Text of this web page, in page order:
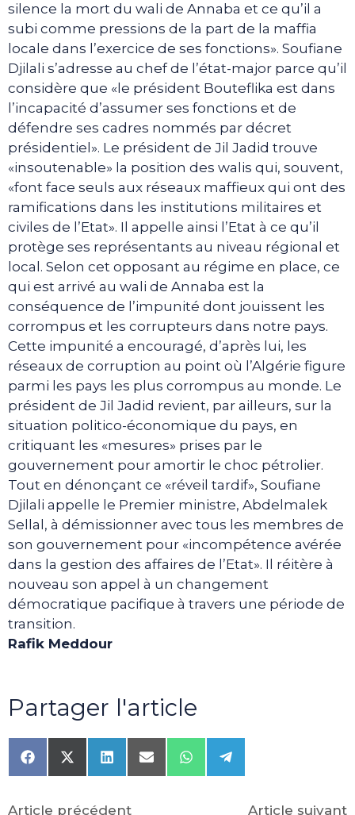
silence la mort du wali de Annaba et ce qu’il a
subi comme pressions de la part de la maffia
locale dans l’exercice de ses fonctions». Soufiane
Djilali s’adresse au chef de l’état-major parce qu’il
considère que «le président Bouteflika est dans
l’incapacité d’assumer ses fonctions et de
défendre ses cadres nommés par décret
présidentiel». Le président de Jil Jadid trouve
«insoutenable» la position des walis qui, souvent,
«font face seuls aux réseaux maffieux qui ont des
ramifications dans les institutions militaires et
civiles de l’Etat». Il appelle ainsi l’Etat à ce qu’il
protège ses représentants au niveau régional et
local. Selon cet opposant au régime en place, ce
qui est arrivé au wali de Annaba est la
conséquence de l’impunité dont jouissent les
corrompus et les corrupteurs dans notre pays.
Cette impunité a encouragé, d’après lui, les
réseaux de corruption au point où l’Algérie figure
parmi les pays les plus corrompus au monde. Le
président de Jil Jadid revient, par ailleurs, sur la
situation politico-économique du pays, en
critiquant les «mesures» prises par le
gouvernement pour amortir le choc pétrolier.
Tout en dénonçant ce «réveil tardif», Soufiane
Djilali appelle le Premier ministre, Abdelmalek
Sellal, à démissionner avec tous les membres de
son gouvernement pour «incompétence avérée
dans la gestion des affaires de l’Etat». Il réitère à
nouveau son appel à un changement
démocratique pacifique à travers une période de
transition.
Rafik Meddour
Partager l'article
Share
on
Share
on
(Twitter)
Share
on
Share
on
Share
on
Share
on
Article précédent
Article suivant